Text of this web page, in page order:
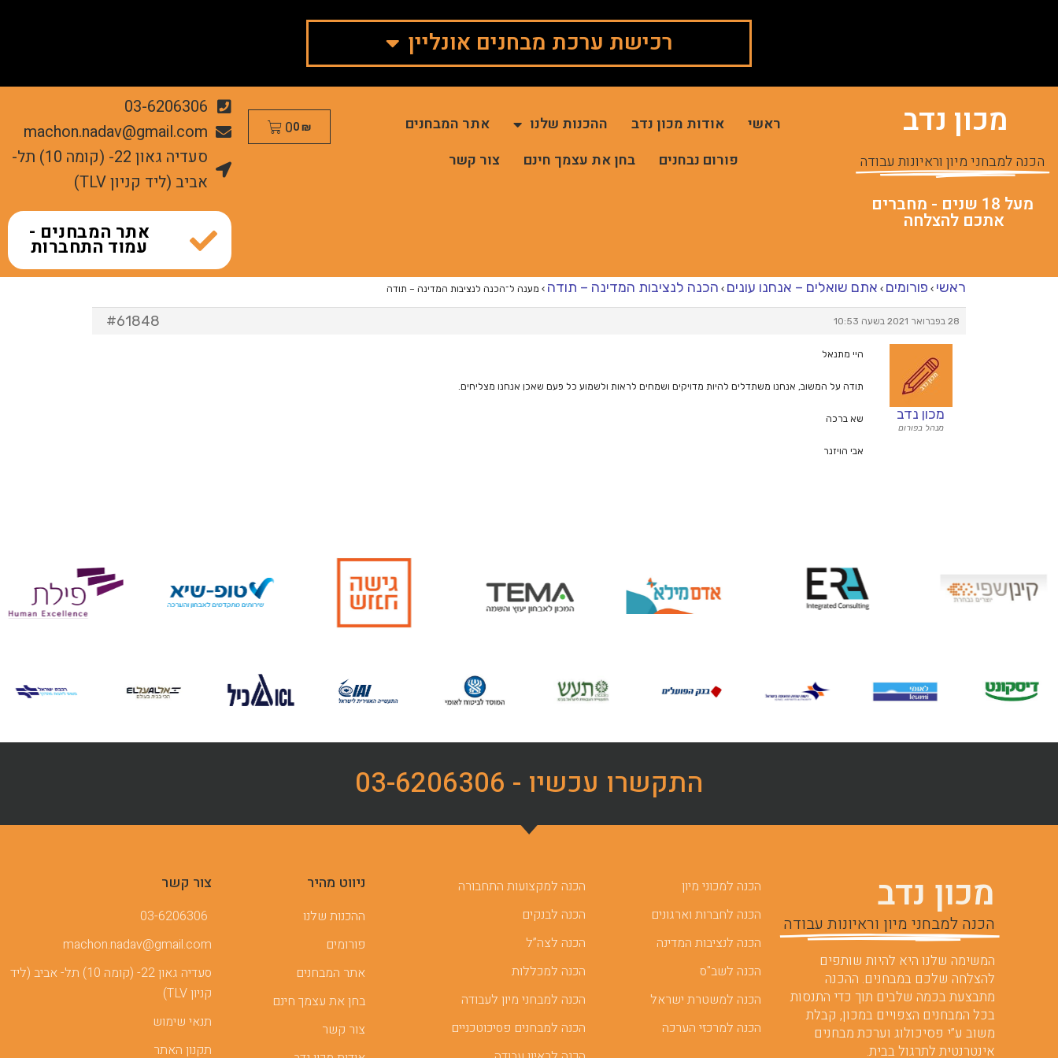
רכישת ערכת מבחנים אונליין
מכון נדב
הכנה למבחני מיון וראיונות עבודה
מעל 18 שנים - מחברים
אתכם להצלחה
ראשי אודות מכון נדב ההכנות שלנו
אתר המבחנים
פורום נבחנים
בחן את עצמך חינם צור קשר
0₪
0
03-6206306
machon.nadav@gmail.com
סעדיה גאון 22- (קומה 10) תל-
אביב (ליד קניון TLV)
אתר המבחנים -
עמוד התחברות
ראשי › פורומים › אתם שואלים – אנחנו עונים › הכנה לנציבות המדינה – תודה › מענה ל־הכנה לנציבות המדינה – תודה
28 בפברואר 2021 בשעה 10:53 #61848
מכון נדב
מנהל בפורום
היי מתנאל
תודה על המשוב, אנחנו משתדלים להיות מדויקים ושמחים לראות ולשמוע כל פעם שאכן אנחנו מצליחים.
שא ברכה
אבי הויזנר
התקשרו עכשיו - 03-6206306
מכון נדב
הכנה למבחני מיון וראיונות עבודה
המשימה שלנו היא להיות שותפים
להצלחה שלכם במבחנים. ההכנה
מתבצעת בכמה שלבים תוך כדי התנסות
בכל המבחנים הצפויים במכון, קבלת
משוב ע”י פסיכולוג וערכת מבחנים
אינטרנטית לתרגול בבית.
הכנה למכוני מיון
הכנה לחברות וארגונים
הכנה לנציבות המדינה
הכנה לשב"ס
הכנה למשטרת ישראל
הכנה למרכזי הערכה
הכנה למקצועות התחבורה
הכנה לבנקים
הכנה לצה”ל
הכנה למכללות
הכנה למבחני מיון לעבודה
הכנה למבחנים פסיכוטכניים
ניווט מהיר
ההכנות שלנו
פורומים
אתר המבחנים
בחן את עצמך חינם
צור קשר
צור קשר
03-6206306
machon.nadav@gmail.com
סעדיה גאון 22- (קומה 10) תל- אביב (ליד
קניון TLV)
תנאי שימוש
תקנון האתר